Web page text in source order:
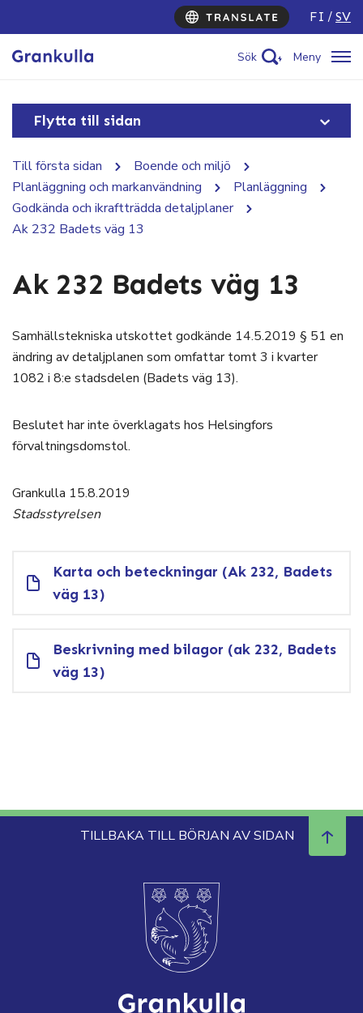
FI SV
Sök Meny
Flytta till sidan
Till första sidan
Boende och miljö
Planläggning och markanvändning
Planläggning
Godkända och ikraftträdda detaljplaner
Ak 232 Badets väg 13
Ak 232 Badets väg 13
Samhällstekniska utskottet godkände 14.5.2019 § 51 en
ändring av detaljplanen som omfattar tomt 3 i kvarter
1082 i 8:e stadsdelen (Badets väg 13).
Beslutet har inte överklagats hos Helsingfors
förvaltningsdomstol.
Grankulla 15.8.2019
Stadsstyrelsen
Karta och beteckningar (Ak 232, Badets
väg 13)
Beskrivning med bilagor (ak 232, Badets
väg 13)
TILLBAKA TILL BÖRJAN AV SIDAN